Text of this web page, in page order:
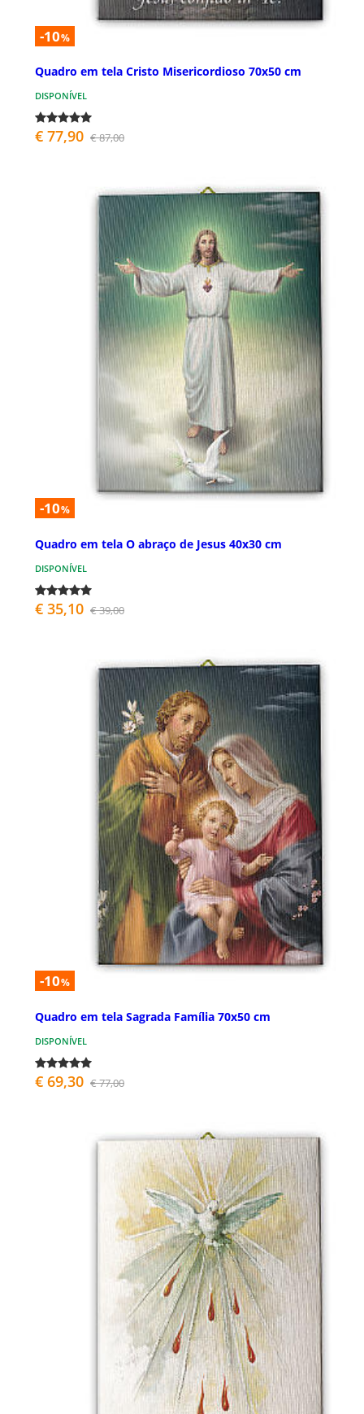
-10%
Quadro em tela Cristo Misericordioso 70x50 cm
DISPONÍVEL
€ 77,90 € 87,00
-10%
Quadro em tela O abraço de Jesus 40x30 cm
DISPONÍVEL
€ 35,10 € 39,00
-10%
Quadro em tela Sagrada Família 70x50 cm
DISPONÍVEL
€ 69,30 € 77,00